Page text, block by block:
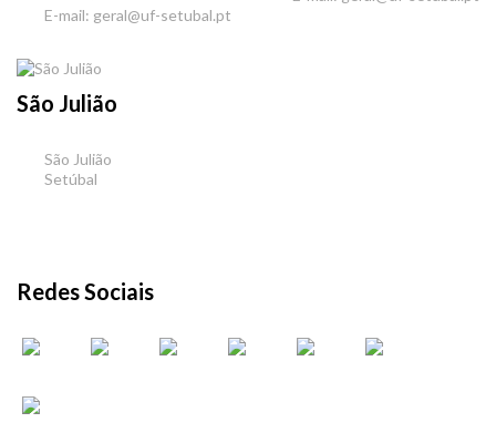
E-mail: geral@uf-setubal.pt
São Julião
São Julião
Setúbal
Redes Sociais